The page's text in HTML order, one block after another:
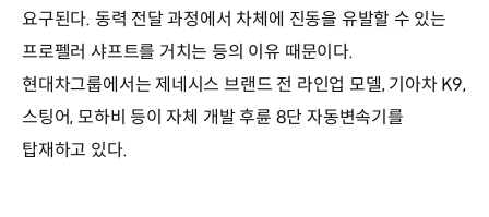
요구된다. 동력 전달 과정에서 차체에 진동을 유발할 수 있는
프로펠러 샤프트를 거치는 등의 이유 때문이다.
현대차그룹에서는 제네시스 브랜드 전 라인업 모델, 기아차 K9,
스팅어, 모하비 등이 자체 개발 후륜 8단 자동변속기를
탑재하고 있다.